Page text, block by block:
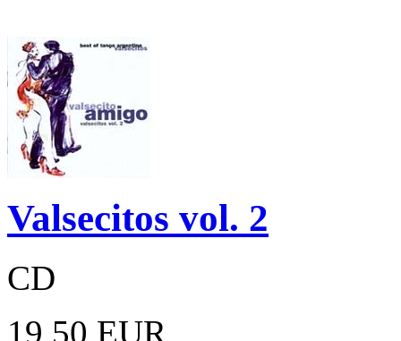
Valsecitos vol. 2
CD
19,50 EUR